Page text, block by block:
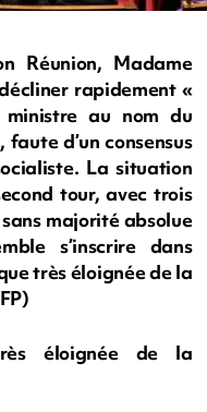
Réunion, Madame
rapidement «
ministre au nom du
d’un consensus
La situation
tour, avec trois
majorité absolue
s’inscrire dans
très éloignée de la
éloignée de la